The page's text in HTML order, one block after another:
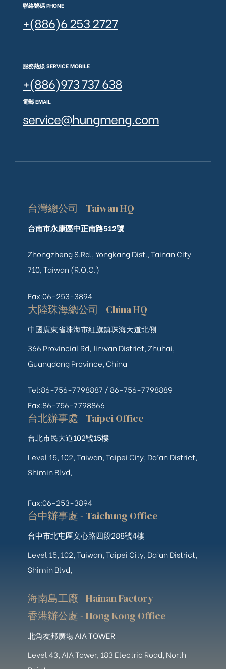
聯絡號碼 PHONE
+(886)6 253 2727
服務熱線 SERVICE MOBILE
+(886)973 737 638
電郵 EMAIL
service@hungmeng.com
台灣總公司 - Taiwan HQ
台南市永康區中正南路512號
Zhongzheng S.Rd., Yongkang Dist., Tainan City
710, Taiwan (R.O.C.)
Fax:06-253-3894
大陸珠海總公司 - China HQ
中國廣東省珠海市紅旗鎮珠海大道北側
366 Provincial Rd, Jinwan District, Zhuhai,
Guangdong Province, China
Tel:86-756-7798887 / 86-756-7798889
Fax:86-756-7798866
台北辦事處 - Taipei Office
台北市民大道102號15樓
Level 15, 102, Taiwan, Taipei City, Da’an District,
Shimin Blvd,
Fax:06-253-3894
台中辦事處 - Taichung Office
台中市北屯區文心路四段288號4樓
Level 15, 102, Taiwan, Taipei City, Da’an District,
Shimin Blvd,
海南島工廠 - Hainan Factory
香港辦公處 - Hong Kong Office
北角友邦廣場 AIA TOWER
Level 43, AIA Tower, 183 Electric Road, North